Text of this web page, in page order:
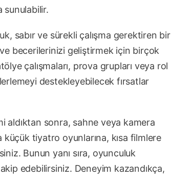
sunulabilir.
sabır ve sürekli çalışma gerektiren bir
becerilerinizi geliştirmek için birçok
çalışmaları, prova grupları veya rol
destekleyebilecek fırsatlar
aldıktan sonra, sahne veya kamera
tiyatro oyunlarına, kısa filmlere
Bunun yanı sıra, oyunculuk
edebilirsiniz. Deneyim kazandıkça,